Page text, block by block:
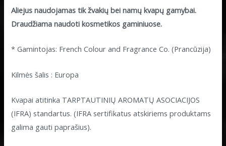
Aliejus naudojamas tik žvakių bei namų kvapų gamybai.
Draudžiama naudoti kosmetikos gaminiuose.
* Gamintojas: French Colour and Fragrance Co. (Prancūzija)
Kilmės šalis : Europa
Kvapai atitinka TARPTAUTINIŲ AROMATŲ ASOCIACIJOS
(IFRA) standartus. (IFRA sertifikatus atskiriems produktams
galima gauti paprašius).